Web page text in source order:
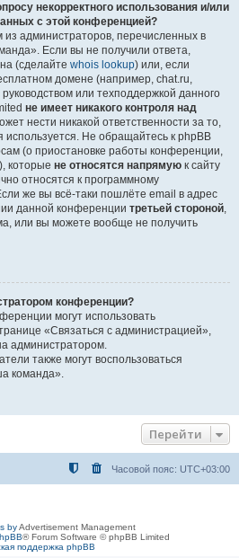
некорректного использования и/или
с этой конференцией?
администраторов, перечисленных в
Если вы не получили ответа,
(сделайте whois lookup) или, если
домене (например, chat.ru,
руководством или техподдержкой данного
не имеет никакого контроля над
нести никакой ответственности за то,
используется. Не обращайтесь к phpBB
(о приостановке работы конференции,
которые не относятся напрямую к сайту
относятся к программному
же вы всё-таки пошлёте email в адрес
данной конференции третьей стороной,
или вы можете вообще не получить
конференции?
могут использовать
«Связаться с администрацией»,
администратором.
также могут воспользоваться
команда».
Перейти
Часовой пояс: UTC+03:00
byAdvertisement Management
® Forum Software © phpBB Limited
поддержка phpBB